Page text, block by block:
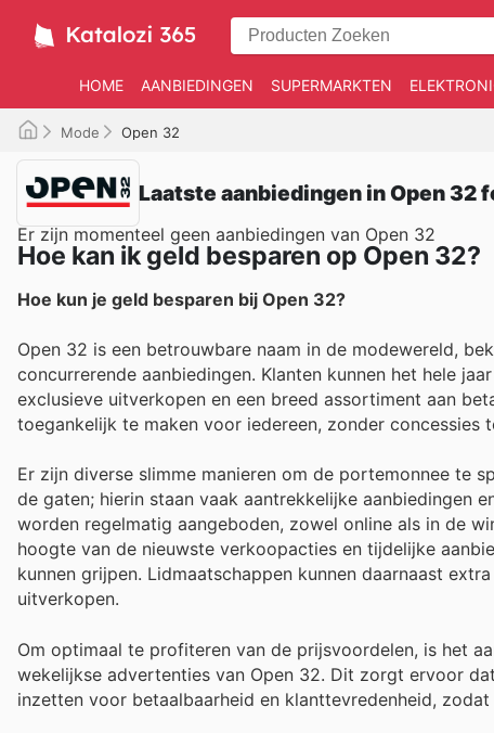
HOME AANBIEDINGEN SUPERMARKTEN
Mode Open 32
Laatste aanbiedingen in Open 32
Er zijn momenteel geen aanbiedingen van Open 32
Hoe kan ik geld besparen op Open 32?
Hoe kun je geld besparen bij Open 32?
Open 32 is een betrouwbare naam in de modewereld,
concurrerende aanbiedingen. Klanten kunnen het hele
exclusieve uitverkopen en een breed assortiment aan
toegankelijk te maken voor iedereen, zonder concessies
Er zijn diverse slimme manieren om de portemonnee te
de gaten; hierin staan vaak aantrekkelijke aanbiedingen
worden regelmatig aangeboden, zowel online als in de
hoogte van de nieuwste verkoopacties en tijdelijke
kunnen grijpen. Lidmaatschappen kunnen daarnaast
uitverkopen.
Om optimaal te profiteren van de prijsvoordelen, is het
wekelijkse advertenties van Open 32. Dit zorgt ervoor
inzetten voor betaalbaarheid en klanttevredenheid,